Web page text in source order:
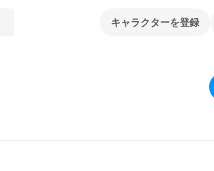
キャラクターを登録